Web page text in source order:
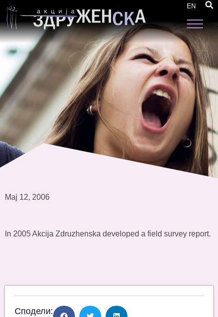
EN
Macedonia
Мај 12, 2006
In 2005 Akcija Zdruzhenska developed a field survey report.
Сподели: